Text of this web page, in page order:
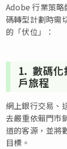
Adobe 行業策略
碼轉型計劃時需
的「伏位」：
1. 數碼化
戶旅程
網上銀行交易、
去嚴重依賴門市
道的客源，並將
目標。